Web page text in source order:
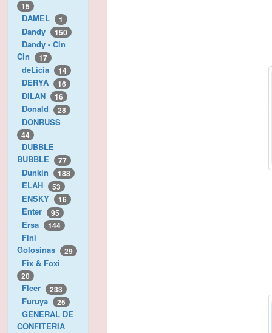
15
DAMEL 1
Dandy 150
Dandy - Cin
Cin
17
deLicia 14
DERYA 16
DILAN 16
Donald 28
DONRUSS
44
DUBBLE
BUBBLE
77
Dunkin 188
ELAH 53
ENSKY 16
Enter 95
Ersa 144
Fini
Golosinas
29
Fix & Foxi
20
Fleer 233
Furuya 25
GENERAL DE
CONFITERIA